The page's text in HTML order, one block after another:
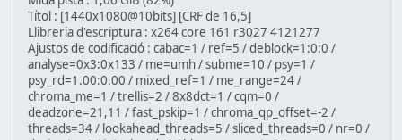
Títol : [1440x1080@10bits] [CRF de 16,5]
Llibreria d'escriptura : x264 core 161 r3027 4121277
Ajustos de codificació : cabac=1 / ref=5 / deblock=1:0:0 /
analyse=0x3:0x133 / me=umh / subme=10 / psy=1 /
psy_rd=1.00:0.00 / mixed_ref=1 / me_range=24 /
chroma_me=1 / trellis=2 / 8x8dct=1 / cqm=0 /
deadzone=21,11 / fast_pskip=1 / chroma_qp_offset=-2 /
threads=34 / lookahead_threads=5 / sliced_threads=0 / nr=0 /